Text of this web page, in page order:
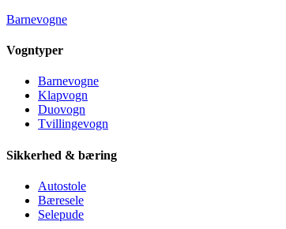
Barnevogne
Vogntyper
Barnevogne
Klapvogn
Duovogn
Tvillingevogn
Sikkerhed & bæring
Autostole
Bæresele
Selepude